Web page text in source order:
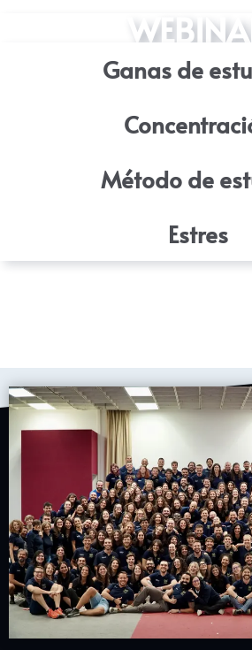
Ganas de
Método de
Estres